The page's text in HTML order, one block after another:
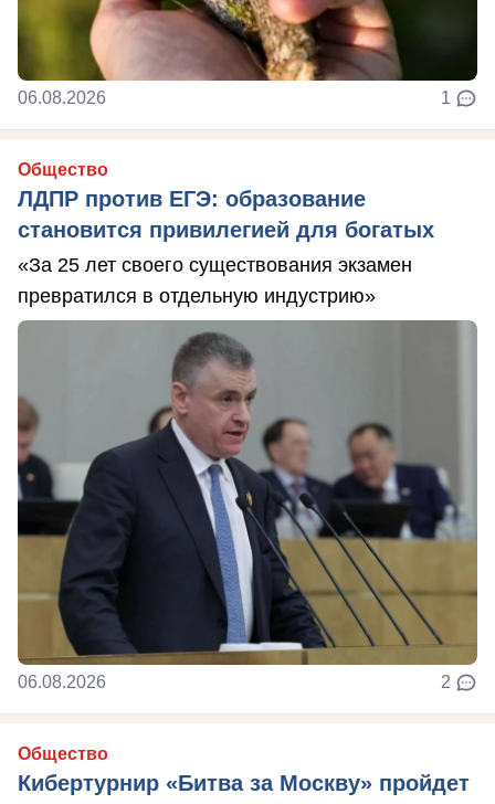
06.08.2026 1
Общество
ЛДПР против ЕГЭ: образование
становится привилегией для богатых
«За 25 лет своего существования экзамен
превратился в отдельную индустрию»
06.08.2026 2
Общество
Кибертурнир «Битва за Москву» пройдет